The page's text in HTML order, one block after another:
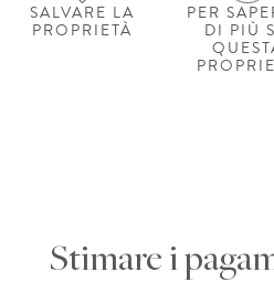
SALVARE LA
PROPRIETÀ
PER
DI PIÙ
Stimare i